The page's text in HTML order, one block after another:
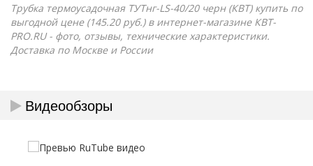
Трубка термоусадочная ТУТнг-LS-40/20 черн (КВТ) купить по
выгодной цене (145.20 руб.) в интернет-магазине КВТ-
PRO.RU - фото, отзывы, технические характеристики.
Доставка по Москве и России
Видеообзоры